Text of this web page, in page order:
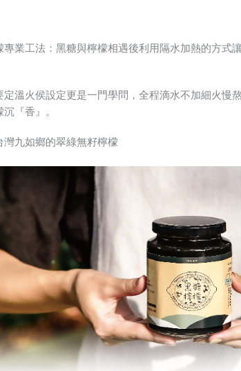
專業工法：黑糖與檸檬相遇後利用隔水加熱的方
定溫火侯設定更是一門學問，全程滴水不加細火慢
沉『香』。
灣九如鄉的翠綠無籽檸檬